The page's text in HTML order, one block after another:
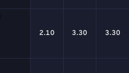
2.10 3.30 3.30